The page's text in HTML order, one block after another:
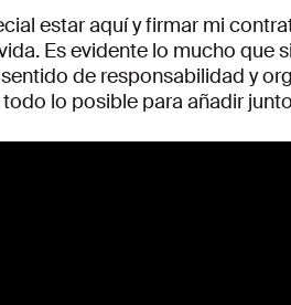
estar aquí y firmar mi
Es evidente lo mucho
de responsabilidad y
lo posible para añadir